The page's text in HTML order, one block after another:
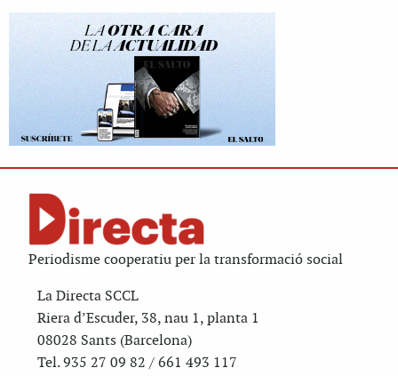
Periodisme cooperatiu per la transformació social
La Directa SCCL
Riera d’Escuder, 38, nau 1, planta 1
08028 Sants (Barcelona)
Tel. 935 27 09 82 / 661 493 117